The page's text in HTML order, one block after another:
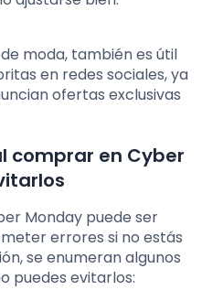
moda, también es útil
en redes sociales, ya
ofertas exclusivas
comprar en Cyber
Monday puede ser
errores si no estás
se enumeran algunos
puedes evitarlos: